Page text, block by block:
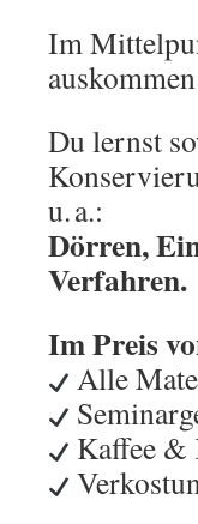
Im
Du lernst
u. a.:
Dörren,
Verfahren.
Im Preis
Alle
Kaffee &